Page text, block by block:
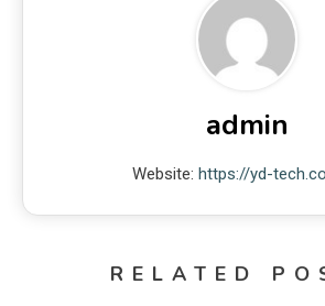
admin
Website: https://yd-
RELATED